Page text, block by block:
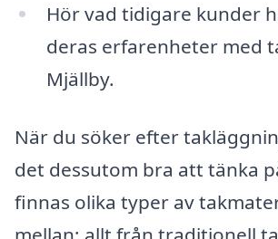
Hör vad tidigare kunder
deras erfarenheter med
Mjällby.
När du söker efter
det dessutom bra att tänka
finnas olika typer av